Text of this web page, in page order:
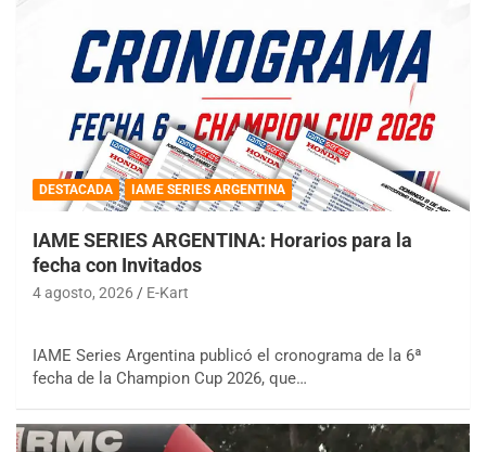
DESTACADA IAME SERIES ARGENTINA
IAME SERIES ARGENTINA: Horarios para la
fecha con Invitados
4 agosto, 2026 E-Kart
IAME Series Argentina publicó el cronograma de la 6ª
fecha de la Champion Cup 2026, que…